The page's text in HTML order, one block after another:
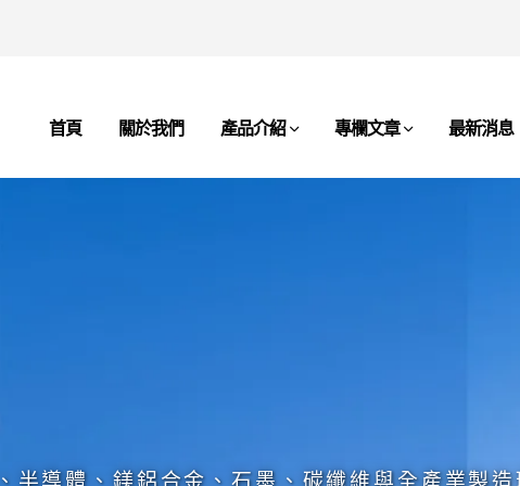
首頁 關於我們 產品介紹 專欄文章 最新消息
半導體、鎂鋁合金、石墨、碳纖維與全產業製